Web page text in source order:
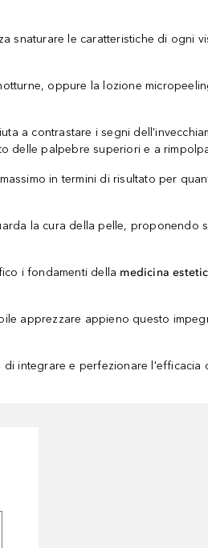
snaturare le caratteristiche di ogni
oppure la lozione
a contrastare i segni
delle palpebre superiori e a
in termini di risultato per
la cura della pelle, proponendo
i fondamenti della medicina
apprezzare appieno questo
di integrare e perfezionare l'efficacia